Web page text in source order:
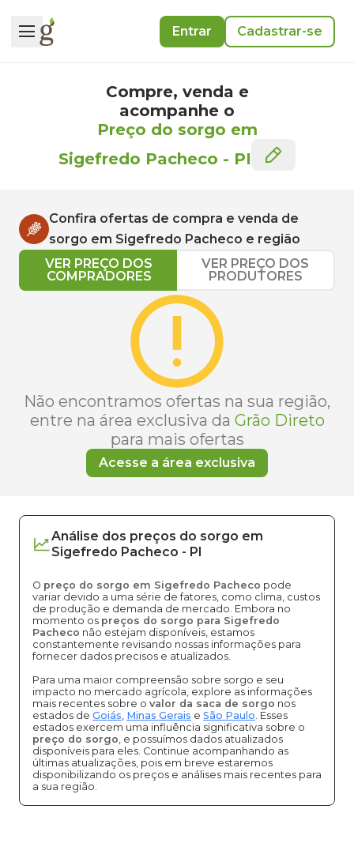
Entrar Cadastrar-se
Compre, venda e
acompanhe o
Preço do sorgo em
Sigefredo Pacheco - PI
Confira ofertas de compra e venda de
sorgo em Sigefredo Pacheco e região
VER PREÇO DOS
COMPRADORES
VER PREÇO DOS
PRODUTORES
Não encontramos ofertas na sua região,
entre na área exclusiva da Grão Direto
para mais ofertas
Acesse a área exclusiva
Análise dos preços do sorgo em
Sigefredo Pacheco - PI
O preço do sorgo em Sigefredo Pacheco pode
variar devido a uma série de fatores, como clima, custos
de produção e demanda de mercado. Embora no
momento os preços do sorgo para Sigefredo
Pacheco não estejam disponíveis, estamos
constantemente revisando nossas informações para
fornecer dados precisos e atualizados.
Para uma maior compreensão sobre sorgo e seu
impacto no mercado agrícola, explore as informações
mais recentes sobre o valor da saca de sorgo nos
estados de Goiás, Minas Gerais e São Paulo. Esses
estados exercem uma influência significativa sobre o
preço do sorgo, e possuímos dados atualizados
disponíveis para eles. Continue acompanhando as
últimas atualizações, pois em breve estaremos
disponibilizando os preços e análises mais recentes para
a sua região.